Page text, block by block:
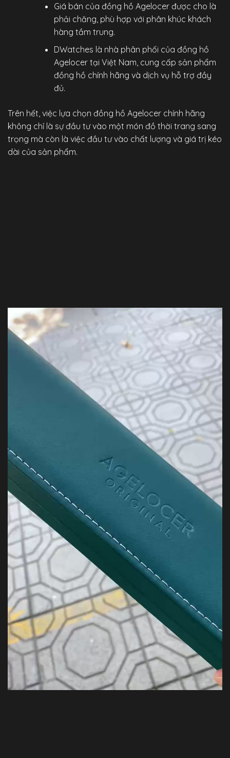
Giá bán của đồng hồ Agelocer được cho là
phải chăng, phù hợp với phân khúc khách
hàng tầm trung.
DWatches là nhà phân phối của đồng hồ
Agelocer tại Việt Nam, cung cấp sản phẩm
đồng hồ chính hãng và dịch vụ hỗ trợ đầy
đủ.
Trên hết, việc lựa chọn đồng hồ Agelocer chính hãng
không chỉ là sự đầu tư vào một món đồ thời trang sang
trọng mà còn là việc đầu tư vào chất lượng và giá trị kéo
dài của sản phẩm.